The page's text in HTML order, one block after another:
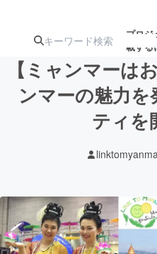
プロジ
載する
注目のリ 注目の新着
テクノロジー・ガ
【ミャンマーは
ンマーの魅力
ティを